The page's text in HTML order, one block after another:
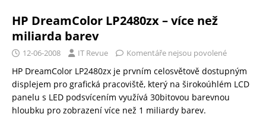
HP DreamColor LP2480zx – více než
miliarda barev
12-06-2008 IT Revue Komentáře nejsou povolené
HP DreamColor LP2480zx je prvním celosvětově dostupným
displejem pro grafická pracoviště, který na širokoúhlém LCD
panelu s LED podsvícením využívá 30bitovou barevnou
hloubku pro zobrazení více než 1 miliardy barev.